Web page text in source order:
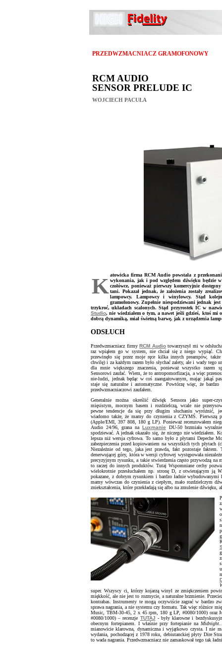
PRZEDWZMACNIACZ GRAMOFONOWY
RCM AUDIO
SENSOR PRELUDE IC
WOJCIECH PACUŁA
Katowicka firma RCM Audio powstała z
wykonania, jak i pod względem dźwięku będzie w
czołówce, ponieważ pierwszy komercyjnie
tani. Pokazał jednak, że założenia zostały
lampowcy. Lampowcy i winylowcy. Stąd
gramofonowy. Zupełnie niespodziewani jednak
trzykroć, układach scalonych. Stąd przyrostek IC w
Studio, nie wiedziałem o tym, a nawet jeśli gdzieś, ktoś mi
dobrą dynamiką, miał świetną barwę, jak z urządzenia
ODSŁUCH
Przedwzmacniacz firmyRCM Audiotowarzyszył mi w
raz wpiąłem go w system, nie chciał się z niego wypiąć.
przewinęło się przez moje ręce kilka innych preampów,
chwilę) i za każdym razem było słychać zalety, ale i wady tego
dla mnie większego znaczenia, ponieważ wszystko razem
Sensorowi zaufać. Wiem, że to antropomorfizacja, a więc
nie-ludzi, jednak będąc w coś zaangażowanym, mając jakąś
staje się naturalne i automatyczne. Powtórzę więc, że bardzo
przedwzmacniaczowi zaufałem.
Generalnie można określić dźwięk Sensora jako super-
mięsistym, mocnym basem i rozdzielczą, wcale nie
pewne tendencje da się przy długim słuchaniu wyróżnić,
wiadomo także, że mamy do czynienia z CZYMŚ. Pierwszą
(Apple/EMI, 397 808, 180 g LP). Ponieważ recenzowałem
Audio 24/96, grana na Luxmanie DU-50 brzmiała
spodziewać. A jednak okazało się, że niczego nie wiedziałem.
lepsza niż wersja cyfrowa. To samo było z płytami Depeche
zabezpieczenia przed kopiowaniem na wszystkich tych
Niezależnie od tego, jaka jest prawda, fakt pozostaje faktem.
denerwującej góry, która w wersji cyfrowej występowała
precyzyjnym rysunku, a takie stwierdzenia często przywodzą
to raczej do innych produktów. Tutaj Wspomniane cechy
wielokrotnie przesłuchałem np. stronę D, z otwierającym ją
pokazane, z dobrym rysunkiem i bardzo ładnie
mamy wówczas do czynienia z ciepłym, mało rozdzielczym
zniekształcenia, które przekładają się albo na zmulenie dźwięku,
super. Wszyscy ci, którzy kojarzą winyl ze zmiękczeniem
miękkość, ale nie jest to rozmycie, a naturalne brzmienie.
kontrabas. Instrumenty te mogą oczywiście zagrać w bardzo
sprawa nagrania, a nie systemu czy formatu. Tak więc różnice
Music, TBM-30-45, 2 x 45 rpm, 180 g LP, #0080/1000) oraz
#0080/1000) – recenzje TUTAJ - były klarowne i
obecnym fortepianem. I właśnie przy fortepianie na
mianowicie klarowna, dynamiczna i wyjątkowo czysta. I nie
wydania, pochodzącej z 1978 roku, debiutanckiej płyty Dire
to wada nagrania. Przedwzmacniacz nie zamaskował tego tak